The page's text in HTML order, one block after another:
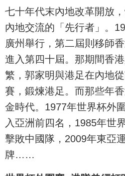
七十年代末內地改革開放
內地交流的「先行者」。
廣州舉行，第二屆則移師
進入第四十屆。那期間香
繁，郭家明與港足在內地
賽，鍛煉港足。而那些年
金時代。1977年世界杯外
入亞洲前四名，1985年世
擊敗中國隊，2009年東亞
牌……